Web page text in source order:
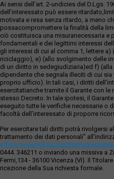
Ai sensi dell’art. 2-undicies del D.Lgs.
dell’interessato può essere
motivata e resa senza ritardo, a meno
possacompromettere la finalità della
ciò costituisca una misuranecessaria
fondamentali e dei legittimi interessi
gli interessi di cui al comma 1, lettere a)
riciclaggio), e) (allo svolgimento delle
di un diritto in sedegiudiziaria)ed f) (alla
dipendente che segnala illeciti di cui
proprio ufficio). In tali casi, i diritti
esercitatianche tramite il Garante con
stesso Decreto. In tale ipotesi, il
eseguito tutte le verifiche necessarie o
facoltà dell’interessato di proporre
Per esercitare tali diritti potrà rivolgersi
trattamento dei dati personali"
0444. 346211 o inviando una missiva a
Fermi,134 - 36100 Vicenza (VI). Il
ricezione della Sua richiesta formale.